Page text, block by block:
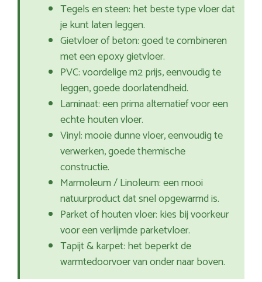
Tegels en steen: het beste type vloer dat
je kunt laten leggen.
Gietvloer of beton: goed te combineren
met een epoxy gietvloer.
PVC: voordelige m2 prijs, eenvoudig te
leggen, goede doorlatendheid.
Laminaat: een prima alternatief voor een
echte houten vloer.
Vinyl: mooie dunne vloer, eenvoudig te
verwerken, goede thermische
constructie.
Marmoleum / Linoleum: een mooi
natuurproduct dat snel opgewarmd is.
Parket of houten vloer: kies bij voorkeur
voor een verlijmde parketvloer.
Tapijt & karpet: het beperkt de
warmtedoorvoer van onder naar boven.